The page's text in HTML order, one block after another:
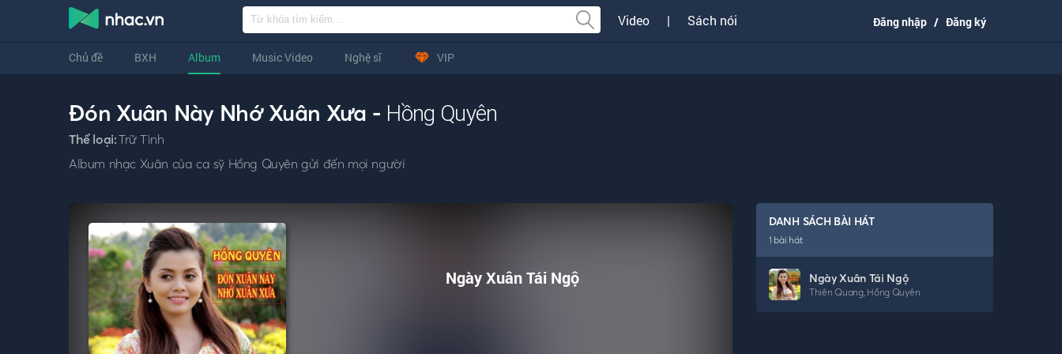
Video | Sách nói Đăng nhập / Đăng ký
Chủ đề BXH Album Music Video Nghệ sĩ VIP
Đón Xuân Này Nhớ Xuân Xưa - Hồng Quyên
Thể loại:Trữ Tình
Album nhạc Xuân của ca sỹ Hồng Quyên gửi đến mọi người
Ngày Xuân Tái Ngộ
DANH SÁCH BÀI HÁT
1 bài hát
Ngày Xuân Tái Ngộ
Thiên Quang, Hồng Quyên